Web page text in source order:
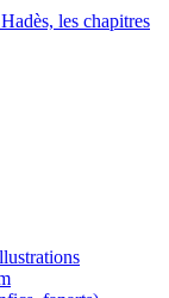
les chapitres